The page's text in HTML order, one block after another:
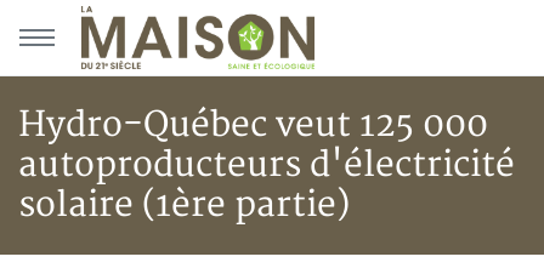
Aller au menu principal
Aller au contenu principal
Hydro-Québec veut 125 000
autoproducteurs d'électricité
solaire (1ère partie)